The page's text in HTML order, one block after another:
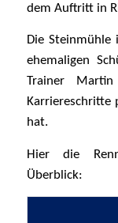
dem Auftritt in
Die
ehemaligen
Trainer
hat.
Hier die
Überblick: